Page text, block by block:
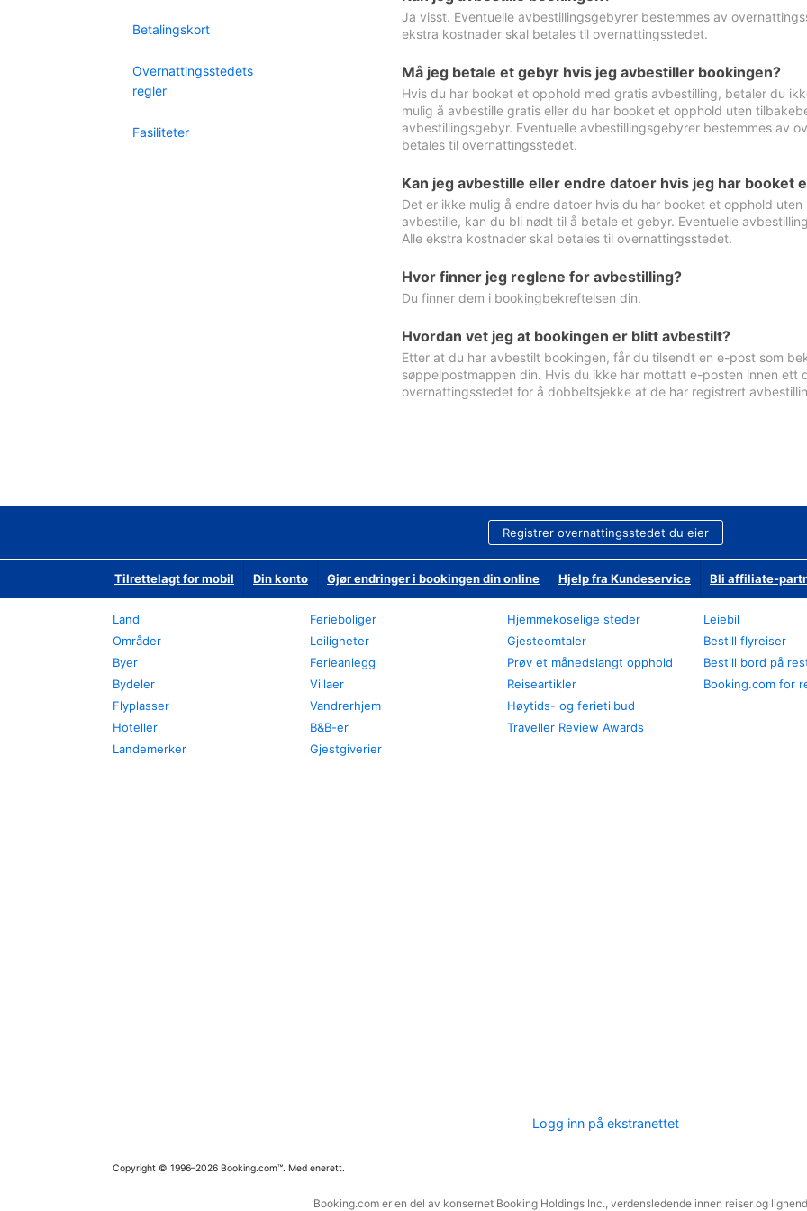
Betalingskort
Overnattingsstedets
regler
Fasiliteter
Ja visst. Eventuelle avbestillingsgebyrer bestemmes av
ekstra kostnader skal betales til overnattingsstedet.
Må jeg betale et gebyr hvis jeg avbestiller bookingen?
Hvis du har booket et opphold med gratis avbestilling, betaler du
mulig å avbestille gratis eller du har booket et opphold uten
avbestillingsgebyr. Eventuelle avbestillingsgebyrer bestemmes av
betales til overnattingsstedet.
Kan jeg avbestille eller endre datoer hvis jeg har booket
Det er ikke mulig å endre datoer hvis du har booket et opphold
avbestille, kan du bli nødt til å betale et gebyr. Eventuelle
Alle ekstra kostnader skal betales til overnattingsstedet.
Hvor finner jeg reglene for avbestilling?
Du finner dem i bookingbekreftelsen din.
Hvordan vet jeg at bookingen er blitt avbestilt?
Etter at du har avbestilt bookingen, får du tilsendt en e-post som
søppelpostmappen din. Hvis du ikke har mottatt e-posten innen ett
overnattingsstedet for å dobbeltsjekke at de har registrert
Registrer overnattingsstedet du eier
Tilrettelagt for mobil Din konto Gjør endringer i bookingen din online Hjelp fra Kundeservice Bli affiliate-
Land
Områder
Byer
Bydeler
Flyplasser
Hoteller
Landemerker
Ferieboliger
Leiligheter
Ferieanlegg
Villaer
Vandrerhjem
B&B-er
Gjestgiverier
Hjemmekoselige steder
Gjesteomtaler
Prøv et månedslangt opphold
Reiseartikler
Høytids- og ferietilbud
Traveller Review Awards
Leiebil
Bestill flyreiser
Bestill bord på
Booking.com for
Logg inn på ekstranettet
Copyright © 1996–2026 Booking.com™. Med enerett.
Booking.com er en del av konsernet Booking Holdings Inc., verdensledende innen reiser og